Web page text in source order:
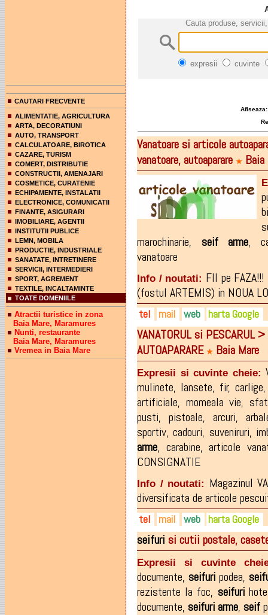
CAUTARI FRECVENTE
ALIMENTATIE, AGRICULTURA
ARTA, DECORATIUNI
AUTO, TRANSPORT
CALCULATOARE, BIROTICA
CAZARE, TURISM
COMERT, DISTRIBUTIE
CONSTRUCTII, AMENAJARI
COSMETICE, CURATENIE
ECHIPAMENTE, INSTALATII
ELECTRONICE, COMUNICATII
FINANTE, ASIGURARI
IMOBILIARE, AGENTII
INSTITUTII PUBLICE
LEMN, MOBILA
PRODUCTIE, INDUSTRIALE
SANATATE, INTRETINERE
SERVICII, INTERMEDIERI
SPORT, AGREMENT
TEXTILE, INCALTAMINTE
TOATE DOMENIILE
Atractii turistice in zona
Baia Mare, Maramures
Nunti, restaurante
Baia Mare, Maramures
Vremea in Baia Mare
Cauta produse,
expresii cuvinte
Vanatoare si articole
vanatoare, autoaparare ★
marochinarie, seif arme,
vanatoare
Info / noutati: FII pe
(fostul ARTEMIS) in NOUA
tel
0744-636.807
0747-129.569
0749-804.965
mail
hoksarmalite@yahoo.com
sergiuhorvat@yahoo.com
web
hoks.ro
facebook.com/Hoks-
harta Google
VANATORUL si PESCARUL
AUTOAPARARE ★ Baia Mare
Expresii si cuvinte cheie:
mulinete, lansete, fir, carlige
artificiale, momeala vie,
pusti, pistoale, arcuri,
sportiv,cadouri, suveniruri,
arme, carabine,articole
CONSIGNATIE
Info / noutati: Magazinul
diversificata de articole
tel
0749-087.957
0362-802.745
mail web
turnatorie-clopote.ro
facebook.com/pages/
harta Google
seifuri si cutii postale,
Expresii si cuvinte
documente, seifuripodea,
rezistente la foc, seifuri
documente, seifuri arme, seif